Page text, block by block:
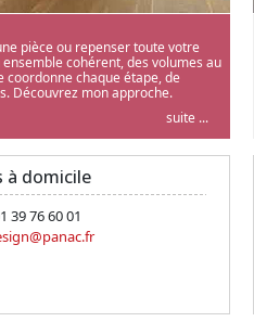
pièce ou repenser toute votre
ensemble cohérent, des volumes au
coordonne chaque étape, de
Découvrez mon approche.
suite ...
à domicile
39 76 60 01